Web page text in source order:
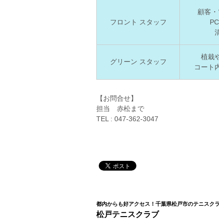
フロント スタッフ
顧客
グリーン スタッフ
植栽
コート
【お問合せ】
担当 赤松まで
TEL : 047-362-3047
都内からも好アクセス！千葉県松戸市のテニスク
松戸テニスクラブ